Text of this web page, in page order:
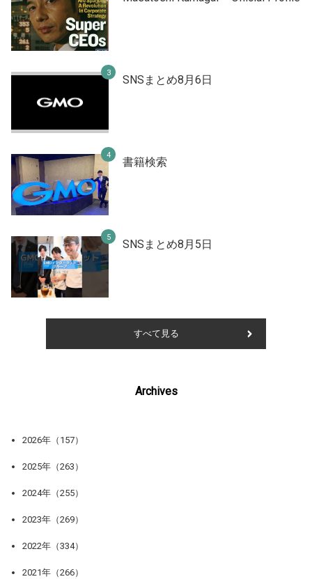
SNSまとめ8月6日
書籍検索
SNSまとめ8月5日
すべて見る
Archives
2026年（157）
2025年（263）
2024年（255）
2023年（269）
2022年（334）
2021年（266）